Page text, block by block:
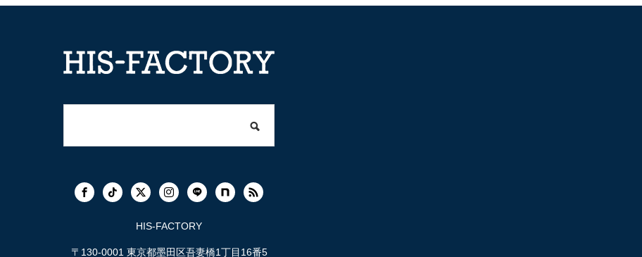
HIS-FACTORY
〒130-0001 東京都墨田区吾妻橋1丁目16番5